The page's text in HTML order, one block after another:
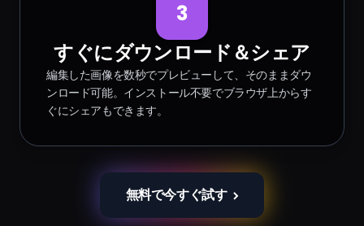
3
すぐにダウンロード＆シェア
編集した画像を数秒でプレビューして、そのままダウ
ンロード可能。インストール不要でブラウザ上からす
ぐにシェアもできます。
無料で今すぐ試す